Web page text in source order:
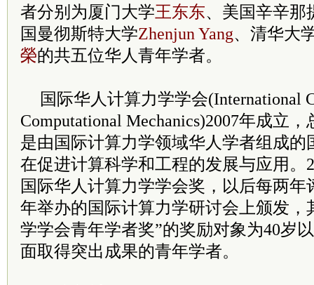
者分别为厦门大学王东东、美国辛辛那
国曼彻斯特大学Zhenjun Yang、清华大
榮的共五位华人青年学者。
国际华人计算力学学会(International
Computational Mechanics)2007年成立
是由国际计算力学领域华人学者组成的
在促进计算科学和工程的发展与应用。
国际华人计算力学学会奖，以后每两年
年举办的国际计算力学研讨会上颁发，
学学会青年学者奖”的奖励对象为40岁
面取得突出成果的青年学者。